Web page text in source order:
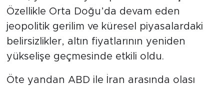
Özellikle Orta Doğu’da devam eden
jeopolitik gerilim ve küresel piyasalardaki
belirsizlikler, altın fiyatlarının yeniden
yükselişe geçmesinde etkili oldu.
Öte yandan ABD ile İran arasında olası